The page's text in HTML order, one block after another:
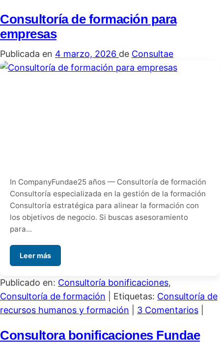
Consultoría de formación para
empresas
Publicada en 4 marzo, 2026 de Consultae
In CompanyFundae25 años — Consultoría de formación
Consultoría especializada en la gestión de la formación
Consultoría estratégica para alinear la formación con
los objetivos de negocio. Si buscas asesoramiento
para...
Leer más
Publicado en: Consultoría bonificaciones,
Consultoría de formación
Etiquetas: Consultoría de
recursos humanos y formación
3 Comentarios
Consultora bonificaciones Fundae